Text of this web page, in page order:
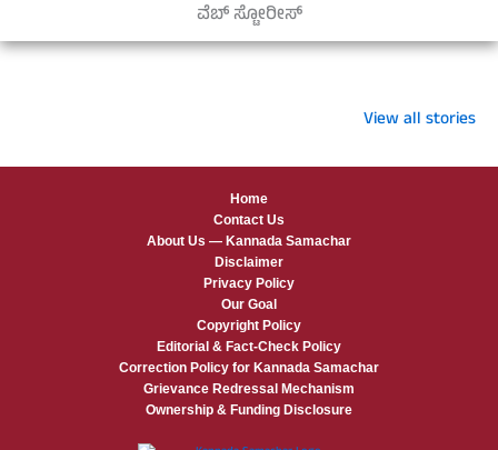
ವೆಬ್ ಸ್ಟೋರೀಸ್
View all stories
ನಿಮ್ಮ ಹಣ ಕಾರ್ಡ್ ರದ್ದು:
ನಿಮ್ಮದು ಇದೆಯಾ?
ನ್ಯೂಸ್! ಕೃಷಿ
ಖರೀದಿಗೆ ₹3
Home
Contact Us
About Us — Kannada Samachar
Disclaimer
Privacy Policy
Our Goal
Copyright Policy
Editorial & Fact-Check Policy
Correction Policy for Kannada Samachar
Grievance Redressal Mechanism
Ownership & Funding Disclosure